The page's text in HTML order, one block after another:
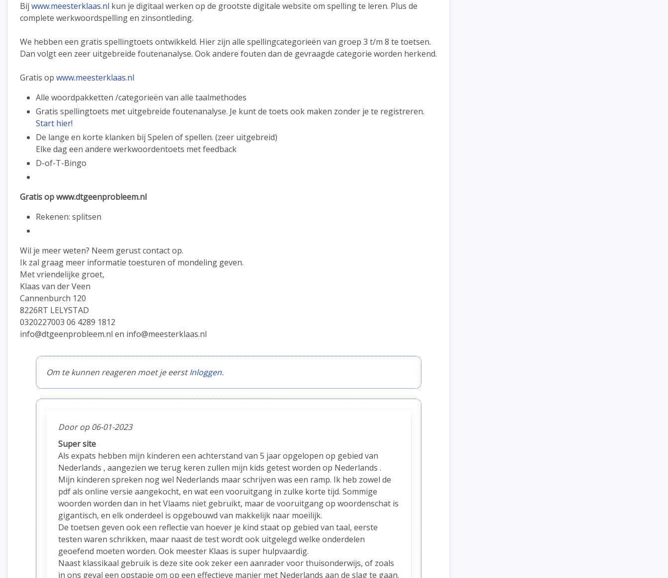
Bij www.meesterklaas.nl kun je digitaal werken op de grootste digitale website om spelling te leren. Plus de
complete werkwoordspelling en zinsontleding.
We hebben een gratis spellingtoets ontwikkeld. Hier zijn alle spellingcategorieën van groep 3 t/m 8 te toetsen.
Dan volgt een zeer uitgebreide foutenanalyse. Ook andere fouten dan de gevraagde categorie worden herkend.
Gratis op www.meesterklaas.nl
Alle woordpakketten /categorieën van alle taalmethodes
Gratis spellingtoets met uitgebreide foutenanalyse. Je kunt de toets ook maken zonder je te registreren.
Start hier!
De lange en korte klanken bij Spelen of spellen. (zeer uitgebreid)
Elke dag een andere werkwoordentoets met feedback
D-of-T-Bingo
Gratis op www.dtgeenprobleem.nl
Rekenen: splitsen
Wil je meer weten? Neem gerust contact op.
Ik zal graag meer informatie toesturen of mondeling geven.
Met vriendelijke groet,
Klaas van der Veen
Cannenburch 120
8226RT LELYSTAD
0320227003 06 4289 1812
info@dtgeenprobleem.nl en info@meesterklaas.nl
Om te kunnen reageren moet je eerstInloggen.
Door op 06-01-2023
Super site
Als expats hebben mijn kinderen een achterstand van 5 jaar opgelopen op gebied van
Nederlands , aangezien we terug keren zullen mijn kids getest worden op Nederlands .
Mijn kinderen spreken nog wel Nederlands maar schrijven was een ramp. Ik heb zowel de
pdf als online versie aangekocht, en wat een vooruitgang in zulke korte tijd. Sommige
woorden worden dan in het Vlaams niet gebruikt, maar de vooruitgang op woordenschat is
gigantisch, en elk onderdeel is opgebouwd van makkelijk naar moeilijk.
De toetsen geven ook een reflectie van hoever je kind staat op gebied van taal, eerste
testen waren schrikken, maar naast de test wordt ook uitgelegd welke onderdelen
geoefend moeten worden. Ook meester Klaas is super hulpvaardig.
Naast klassikaal gebruik is deze site ook zeker een aanrader voor thuisonderwijs, of zoals
in ons geval een opstapje om op een effectieve manier met Nederlands aan de slag te gaan.